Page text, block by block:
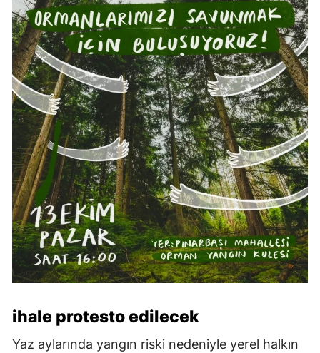
ihale protesto edilecek
Yaz aylarında yangın riski nedeniyle yerel halkın